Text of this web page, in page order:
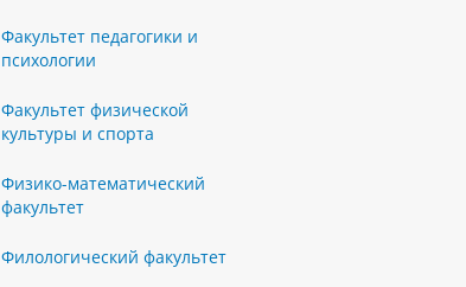
Факультет педагогики и
психологии
Факультет физической
культуры и спорта
Физико-математический
факультет
Филологический факультет